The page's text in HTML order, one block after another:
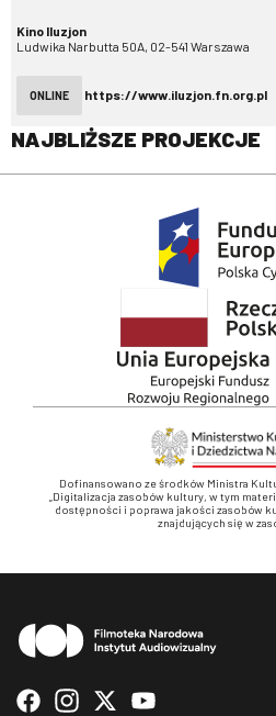
Kino Iluzjon
Ludwika Narbutta 50A, 02-541 Warszawa
ONLINE https://www.iluzjon.fn.org.pl
NAJBLIŻSZE PROJEKCJE
Dofinansowano ze środków Ministra
„Digitalizacja zasobów kultury, w tym
dostępności i poprawa jakości zasobów
znajdujących się w